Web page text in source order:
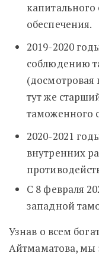
капитального
обеспечения.
2019-2020
соблюдению
тут же
таможенного
2020-2021
внутренних
С 8 февраля
западной
Узнав о всем
Айтмаматова, мы